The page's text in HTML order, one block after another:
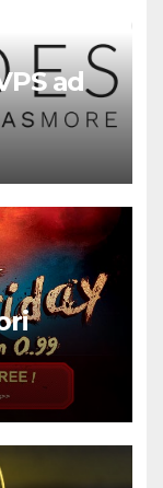
ad